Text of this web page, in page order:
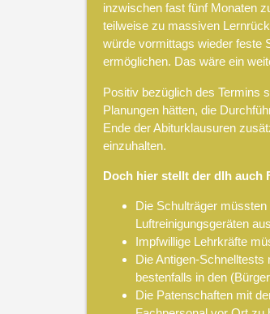
inzwischen fast fünf Monaten
teilweise zu massiven
würde vormittags wieder feste
ermöglichen. Das wäre ein
Positiv bezüglich des Termins
Planungen hätten, die
Ende der Abiturklausuren
einzuhalten.
Doch hier stellt der dlh auch
Die Schulträger
Luftreinigungsgeräten
Impfwillige Lehrkräfte
Die Antigen-
bestenfalls in den
Die Patenschaften mit